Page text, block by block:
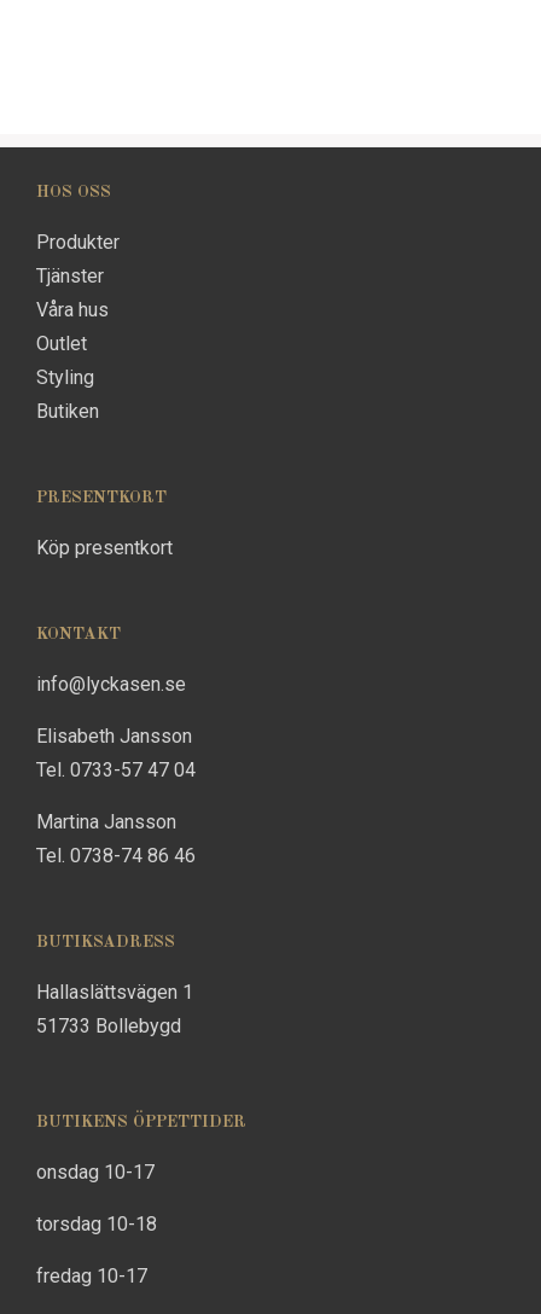
HOS OSS
Produkter
Tjänster
Våra hus
Outlet
Styling
Butiken
PRESENTKORT
Köp presentkort
KONTAKT
info@lyckasen.se
Elisabeth Jansson
Tel. 0733-57 47 04
Martina Jansson
Tel. 0738-74 86 46
BUTIKSADRESS
Hallaslättsvägen 1
51733 Bollebygd
BUTIKENS ÖPPETTIDER
onsdag 10-17
torsdag 10-18
fredag 10-17